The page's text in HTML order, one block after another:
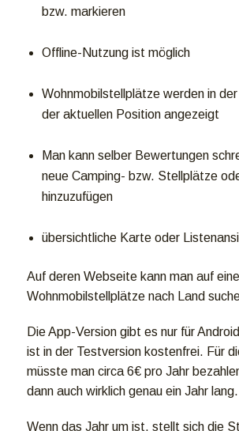
bzw. markieren
Offline-Nutzung ist möglich
Wohnmobilstellplätze werden in
der aktuellen Position angezeigt
Man kann selber Bewertungen
neue Camping- bzw. Stellplätze
hinzuzufügen
übersichtliche Karte oder
Auf deren Webseite kann man auf
Wohnmobilstellplätze nach Land
Die App-Version gibt es nur für
ist in der Testversion kostenfrei. Für
müsste man circa 6€ pro Jahr
dann auch wirklich genau ein Jahr lang.
Wenn das Jahr um ist, stellt sich die